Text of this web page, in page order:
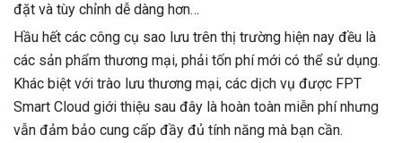
đặt và tùy chỉnh dễ dàng hơn…
Hầu hết các công cụ sao lưu trên thị trường hiện nay đều là
các sản phẩm thương mại, phải tốn phí mới có thể sử dụng.
Khác biệt với trào lưu thương mại, các dịch vụ được FPT
Smart Cloud giới thiệu sau đây là hoàn toàn miễn phí nhưng
vẫn đảm bảo cung cấp đầy đủ tính năng mà bạn cần.